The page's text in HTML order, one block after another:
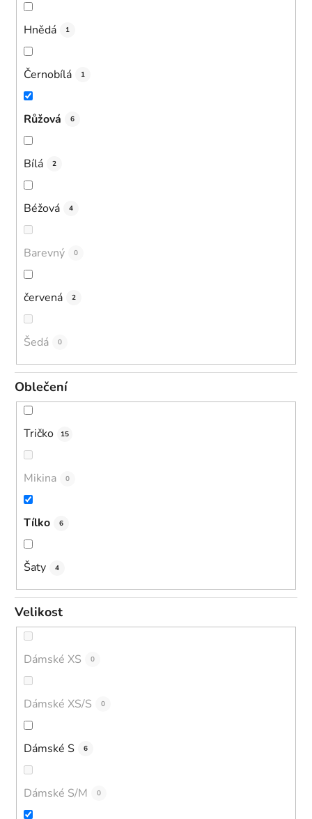
Hnědá 1
Černobílá 1
Růžová 6
Bílá 2
Béžová 4
Barevný 0
červená 2
Šedá 0
Oblečení
Tričko 15
Mikina 0
Tílko 6
Šaty 4
Velikost
Dámské XS 0
Dámské XS/S 0
Dámské S 6
Dámské S/M 0